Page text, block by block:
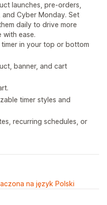
launches, pre-orders,
and Cyber Monday. Set
daily to drive more
with ease.
in your top or bottom
banner, and cart
timer styles and
recurring schedules, or
na język Polski